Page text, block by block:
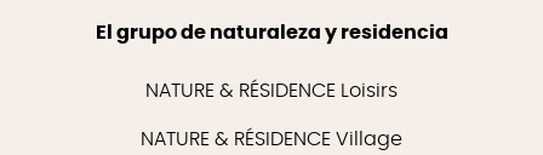
El grupo de naturaleza y residencia
NATURE & RÉSIDENCE Loisirs
NATURE & RÉSIDENCE Village